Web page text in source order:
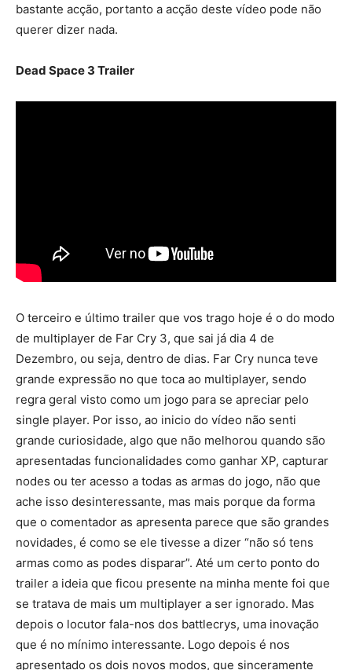
bastante acção, portanto a acção deste vídeo pode não
querer dizer nada.
Dead Space 3 Trailer
O terceiro e último trailer que vos trago hoje é o do modo
de multiplayer de Far Cry 3, que sai já dia 4 de
Dezembro, ou seja, dentro de dias. Far Cry nunca teve
grande expressão no que toca ao multiplayer, sendo
regra geral visto como um jogo para se apreciar pelo
single player. Por isso, ao inicio do vídeo não senti
grande curiosidade, algo que não melhorou quando são
apresentadas funcionalidades como ganhar XP, capturar
nodes ou ter acesso a todas as armas do jogo, não que
ache isso desinteressante, mas mais porque da forma
que o comentador as apresenta parece que são grandes
novidades, é como se ele tivesse a dizer “não só tens
armas como as podes disparar”. Até um certo ponto do
trailer a ideia que ficou presente na minha mente foi que
se tratava de mais um multiplayer a ser ignorado. Mas
depois o locutor fala-nos dos battlecrys, uma inovação
que é no mínimo interessante. Logo depois é nos
apresentado os dois novos modos, que sinceramente